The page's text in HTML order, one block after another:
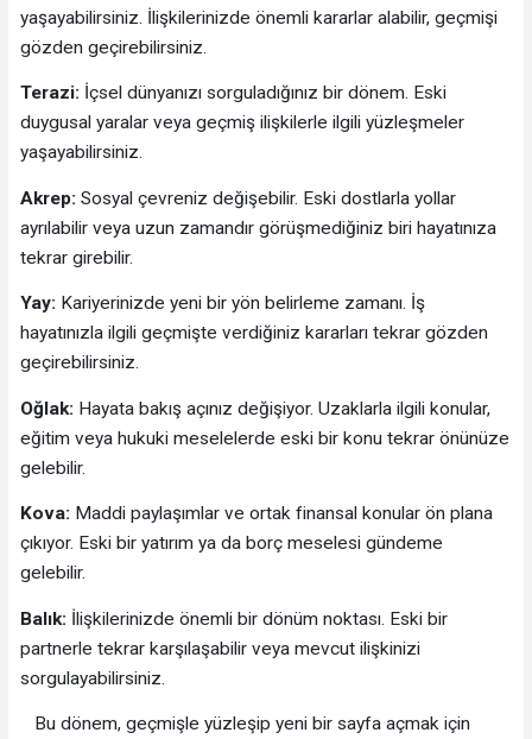
yaşayabilirsiniz. İlişkilerinizde önemli kararlar alabilir, geçmişi
gözden geçirebilirsiniz.
Terazi: İçsel dünyanızı sorguladığınız bir dönem. Eski
duygusal yaralar veya geçmiş ilişkilerle ilgili yüzleşmeler
yaşayabilirsiniz.
Akrep: Sosyal çevreniz değişebilir. Eski dostlarla yollar
ayrılabilir veya uzun zamandır görüşmediğiniz biri hayatınıza
tekrar girebilir.
Yay: Kariyerinizde yeni bir yön belirleme zamanı. İş
hayatınızla ilgili geçmişte verdiğiniz kararları tekrar gözden
geçirebilirsiniz.
Oğlak: Hayata bakış açınız değişiyor. Uzaklarla ilgili konular,
eğitim veya hukuki meselelerde eski bir konu tekrar önünüze
gelebilir.
Kova: Maddi paylaşımlar ve ortak finansal konular ön plana
çıkıyor. Eski bir yatırım ya da borç meselesi gündeme
gelebilir.
Balık: İlişkilerinizde önemli bir dönüm noktası. Eski bir
partnerle tekrar karşılaşabilir veya mevcut ilişkinizi
sorgulayabilirsiniz.
Bu dönem, geçmişle yüzleşip yeni bir sayfa açmak için